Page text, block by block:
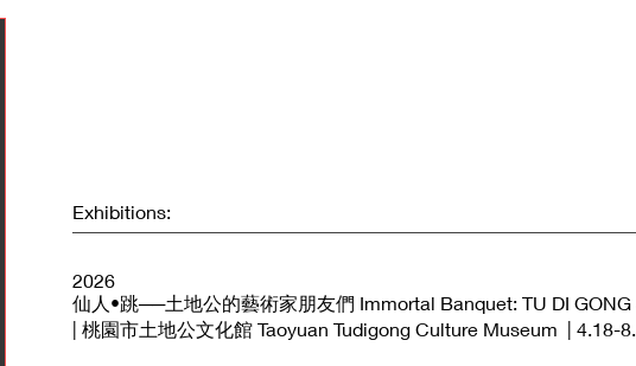
Exhibitions:
2026
仙人•跳──土地公的藝術家朋友們 Immortal Banquet: TU DI
| 桃園市土地公文化館 Taoyuan Tudigong Culture Museum | 4.18-